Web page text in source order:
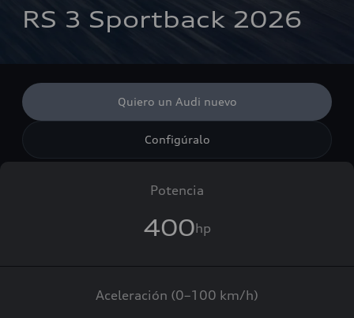
RS 3 Sportback 2026
Quiero un Audi nuevo
Configúralo
Potencia
400hp
Aceleración (0–100 km/h)